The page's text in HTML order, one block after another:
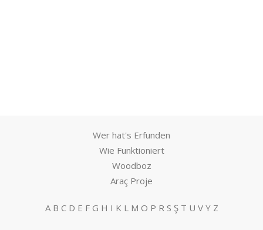
Wer hat's Erfunden
Wie Funktioniert
Woodboz
Araç Proje
A B C D E F G H I K L M O P R S Ş T U V Y Z